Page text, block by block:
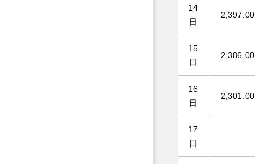
14
日
2,397.00
15
日
2,386.00
16
日
2,301.00
17
日